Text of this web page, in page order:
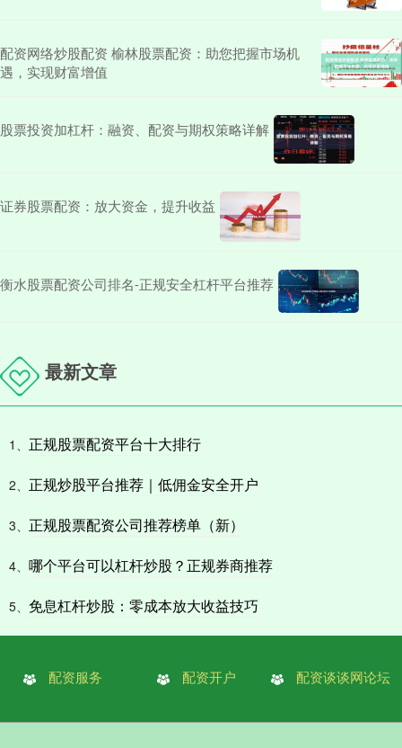
配资网络炒股配资 榆林股票配资：助您把握市场机
遇，实现财富增值
股票投资加杠杆：融资、配资与期权策略详解
证券股票配资：放大资金，提升收益
衡水股票配资公司排名-正规安全杠杆平台推荐
最新文章
1、 正规股票配资平台十大排行
2、 正规炒股平台推荐｜低佣金安全开户
3、 正规股票配资公司推荐榜单（新）
4、 哪个平台可以杠杆炒股？正规券商推荐
5、 免息杠杆炒股：零成本放大收益技巧
配资服务 配资开户 配资谈谈网论坛